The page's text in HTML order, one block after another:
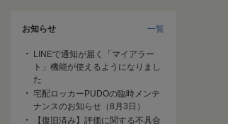
お知らせ 一覧
LINEで通知が届く「マイアラー
ト」機能が使えるようになりまし
た
宅配ロッカーPUDOの臨時メンテ
ナンスのお知らせ（8月3日）
【復旧済み】評価に関する不具合